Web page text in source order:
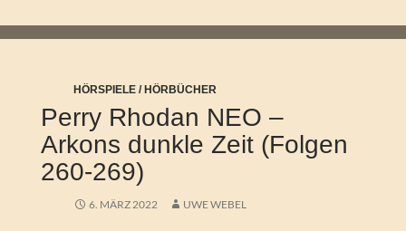
HÖRSPIELE / HÖRBÜCHER
Perry Rhodan NEO –
Arkons dunkle Zeit (Folgen
260-269)
6. MÄRZ 2022 UWE WEBEL